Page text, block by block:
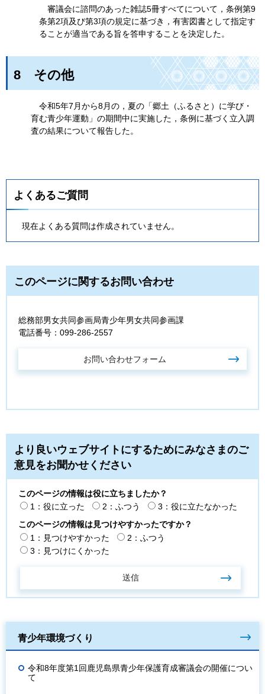
審議会に諮問のあった雑誌5冊すべてについて，条例第9
条第2項及び第3項の規定に基づき，有害図書として指定す
ることが適当である旨を答申することを決定した。
8 その他
令和5年7月から8月の，夏の「郷土（ふるさと）に学び・
育む青少年運動」の期間中に実施した，条例に基づく立入調
査の結果について報告した。
よくあるご質問
現在よくある質問は作成されていません。
このページに関するお問い合わせ
総務部男女共同参画局青少年男女共同参画課
電話番号：099-286-2557
より良いウェブサイトにするためにみなさまのご
意見をお聞かせください
このページの情報は役に立ちましたか？
1：役に立った
2：ふつう
3：役に立たなかった
このページの情報は見つけやすかったですか？
1：見つけやすかった
2：ふつう
3：見つけにくかった
青少年環境づくり
令和8年度第1回鹿児島県青少年保護育成審議会の開催につい
て